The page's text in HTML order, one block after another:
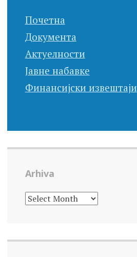
Почетна
Документа
Актуелности
Јавне набавке
Финансијски извештаји
Arhiva
ARHIVA